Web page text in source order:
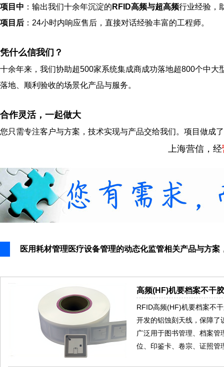
项目中 ：输出我们十余年沉淀的 RFID高频与超高频行业经验，
项目后 ：24小时内响应售后，直接对话经验丰富的工程师。
凭什么信我们？
十余年来，我们协助超500家系统集成商成功落地超800个中大
落地、顺利验收的场景化产品与服务。
合作灵活，一起做大
您只需专注客户与方案，技术实现与产品交给我们。项目做成
上海营信，经
医用耗材管理医疗设备管理的动态化监管相关产品与方案
高频(HF)机要档案不干
RFID高频(HF)机要档案不
开发的铝蚀刻天线，保障了
广泛用于图书管理、档案
位、印鉴卡、卷宗、证照管